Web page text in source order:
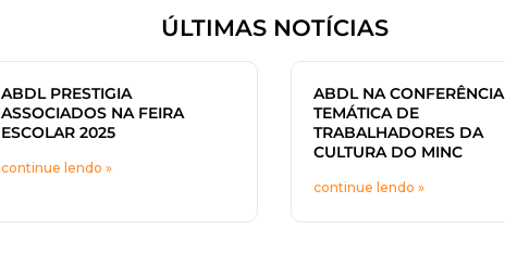
ÚLTIMAS NOTÍCIAS
ABDL PRESTIGIA
ASSOCIADOS NA FEIRA
ESCOLAR 2025
continue lendo »
ABDL NA CONFERÊNCIA
TEMÁTICA DE
TRABALHADORES DA
CULTURA DO MINC
continue lendo »